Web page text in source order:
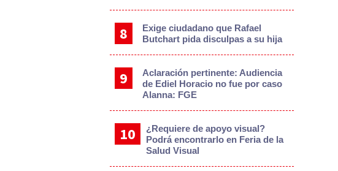
Exige ciudadano que Rafael
Butchart pida disculpas a su hija
Aclaración pertinente: Audiencia
de Ediel Horacio no fue por caso
Alanna: FGE
¿Requiere de apoyo visual?
Podrá encontrarlo en Feria de la
Salud Visual